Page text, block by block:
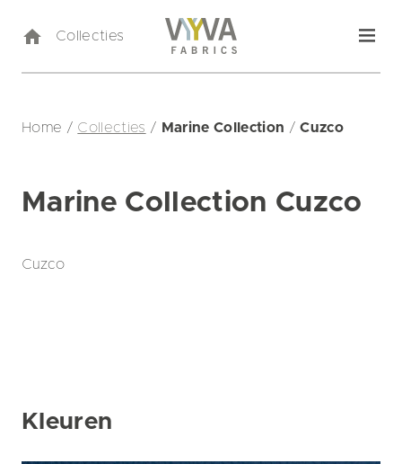
Collecties
Home / Collecties / Marine Collection /Cuzco
Marine Collection Cuzco
Cuzco
Kleuren